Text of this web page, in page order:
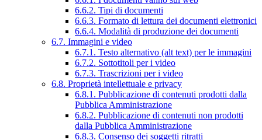
6.6.2. Tipi di documenti
6.6.3. Formato di lettura dei documenti elettronici
6.6.4. Modalità di produzione dei documenti
6.7. Immagini e video
6.7.1. Testo alternativo (alt text) per le immagini
6.7.2. Sottotitoli per i video
6.7.3. Trascrizioni per i video
6.8. Proprietà intellettuale e privacy
6.8.1. Pubblicazione di contenuti prodotti dalla
Pubblica Amministrazione
6.8.2. Pubblicazione di contenuti non prodotti
dalla Pubblica Amministrazione
6.8.3. Consenso dei soggetti ritratti